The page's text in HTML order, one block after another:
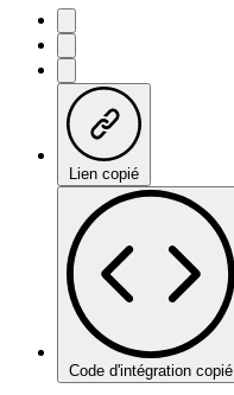
Lien copié
Code d'intégration copié